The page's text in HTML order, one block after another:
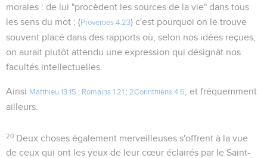
morales : de lui "procèdent les sources de la vie" dans tous
les sens du mot ; (Proverbes 4.23) c'est pourquoi on le trouve
souvent placé dans des rapports où, selon nos idées reçues,
on aurait plutôt attendu une expression qui désignât nos
facultés intellectuelles.
Ainsi Matthieu 13.15 ; Romains 1.21 ; 2Corinthiens 4.6
, et fréquemment
ailleurs.
20 Deux choses également merveilleuses s'offrent à la vue
de ceux qui ont les yeux de leur cœur éclairés par le Saint-